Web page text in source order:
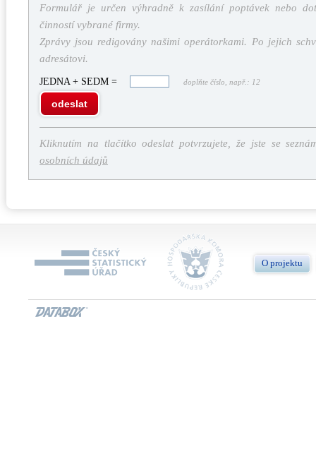
Formulář je určen výhradně k zasílání poptávek nebo
činností vybrané firmy.
Zprávy jsou redigovány našimi operátorkami. Po jejich
adresátovi.
JEDNA + SEDM = doplňte číslo, např.: 12
odeslat
Kliknutím na tlačítko odeslat potvrzujete, že jste se
osobních údajů
O projektu